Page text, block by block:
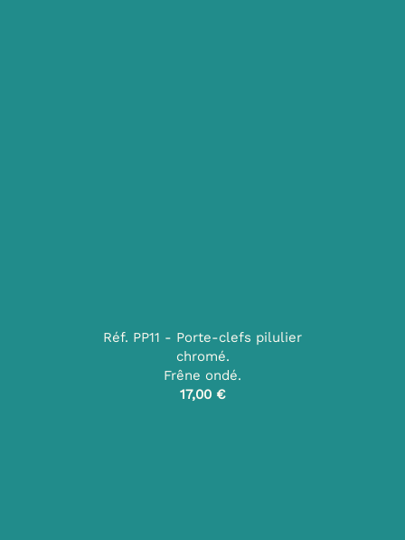
Réf. PP11 - Porte-clefs pilulier
chromé.
Frêne ondé.
17,00 €